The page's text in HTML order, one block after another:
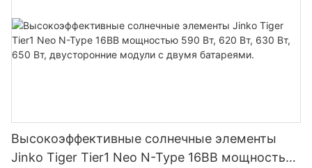
Высокоэффективные солнечные элементы
Jinko Tiger Tier1 Neo N-Type 16BB мощностью